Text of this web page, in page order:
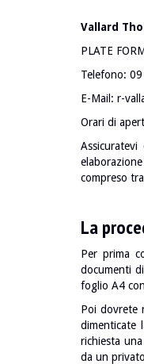
Vallard
PLATE
Telefono:
E-Mail: r-
Orari di
compreso
La
Per prima
documenti
foglio A4
Poi dovrete
dimenticate
richiesta
da un